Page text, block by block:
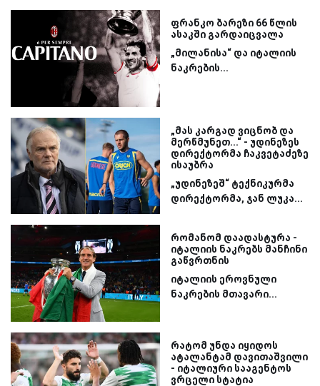
ფრანკო ბარეზი 66 წლის
ასაკში გარდაიცვალა
„მილანისა“ და იტალიის
ნაკრების...
„მას კარგად ვიცნობ და
მერწმუნეთ...“ - უდინეზეს
დირექტორმა ჩაკვეტაძეზე
ისაუბრა
„უდინეზეშ“ ტექნიკურმა
დირექტორმა, ჯან ლუკა...
რომანომ დაადასტურა -
იტალიის ნაკრებს მანჩინი
გაწვრთნის
იტალიის ეროვნული
ნაკრების მთავარი...
რატომ უნდა იყიდოს
ატალანტამ დავითაშვილი
- იტალიური სააგენტოს
ვრცელი სტატია